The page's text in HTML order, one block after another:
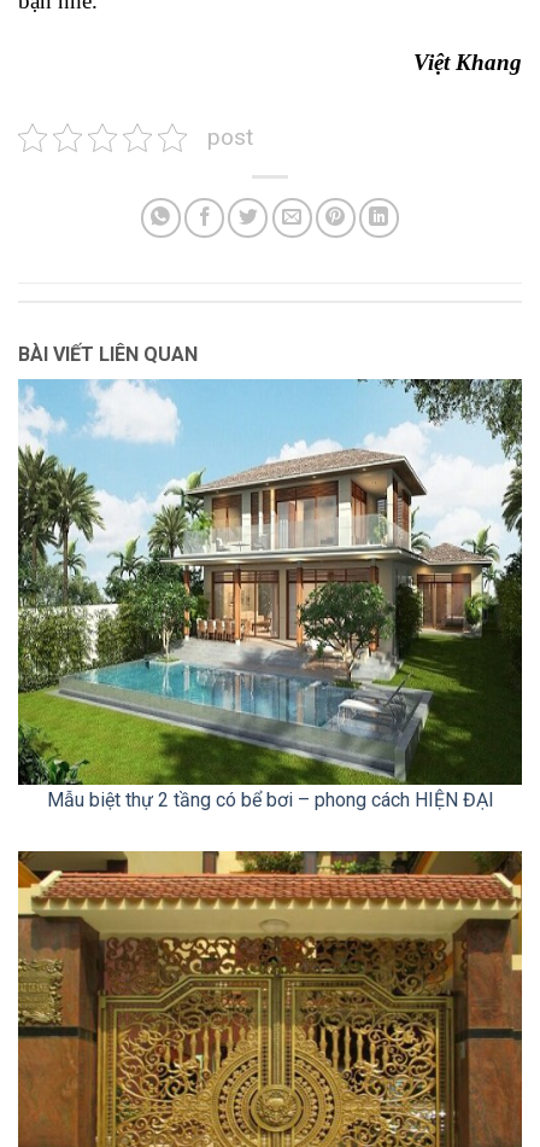
Việt Khang
post
BÀI VIẾT LIÊN QUAN
Mẫu biệt thự 2 tầng có bể bơi – phong cách HIỆN ĐẠI